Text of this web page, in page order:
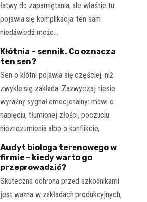
łatwy do zapamiętania, ale właśnie tu
pojawia się komplikacja: ten sam
niedźwiedź może…
Kłótnia – sennik. Co oznacza
ten sen?
Sen o kłótni pojawia się częściej, niż
zwykle się zakłada. Zazwyczaj niesie
wyraźny sygnał emocjonalny: mówi o
napięciu, tłumionej złości, poczuciu
niezrozumienia albo o konflikcie,…
Audyt biologa terenowego w
firmie – kiedy warto go
przeprowadzić?
Skuteczna ochrona przed szkodnikami
jest ważna w zakładach produkcyjnych,